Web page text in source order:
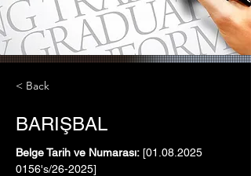
< Back
BARIŞBAL
Belge Tarih ve Numarası: [01.08.2025
0156's/26-2025]